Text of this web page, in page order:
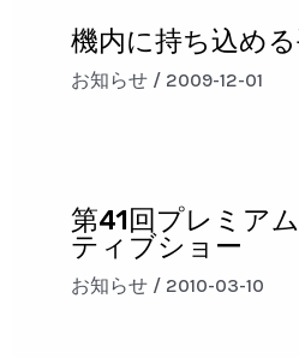
機内に持ち込め
お知らせ / 2009-12-01
第41回プレミア
ティブショー
お知らせ / 2010-03-10